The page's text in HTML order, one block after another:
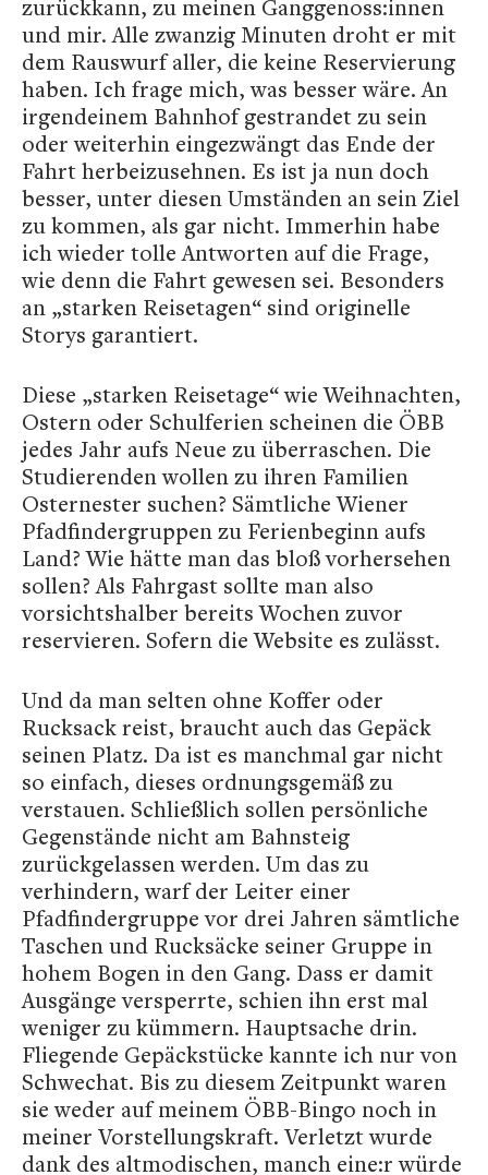
zurückkann, zu meinen Ganggenoss:innen
und mir. Alle zwanzig Minuten droht er mit
dem Rauswurf aller, die keine Reservierung
haben. Ich frage mich, was besser wäre. An
irgendeinem Bahnhof gestrandet zu sein
oder weiterhin eingezwängt das Ende der
Fahrt herbeizusehnen. Es ist ja nun doch
besser, unter diesen Umständen an sein Ziel
zu kommen, als gar nicht. Immerhin habe
ich wieder tolle Antworten auf die Frage,
wie denn die Fahrt gewesen sei. Besonders
an „starken Reisetagen“ sind originelle
Storys garantiert.
Diese „starken Reisetage“ wie Weihnachten,
Ostern oder Schulferien scheinen die ÖBB
jedes Jahr aufs Neue zu überraschen. Die
Studierenden wollen zu ihren Familien
Osternester suchen? Sämtliche Wiener
Pfadfindergruppen zu Ferienbeginn aufs
Land? Wie hätte man das bloß vorhersehen
sollen? Als Fahrgast sollte man also
vorsichtshalber bereits Wochen zuvor
reservieren. Sofern die Website es zulässt.
Und da man selten ohne Koffer oder
Rucksack reist, braucht auch das Gepäck
seinen Platz. Da ist es manchmal gar nicht
so einfach, dieses ordnungsgemäß zu
verstauen. Schließlich sollen persönliche
Gegenstände nicht am Bahnsteig
zurückgelassen werden. Um das zu
verhindern, warf der Leiter einer
Pfadfindergruppe vor drei Jahren sämtliche
Taschen und Rucksäcke seiner Gruppe in
hohem Bogen in den Gang. Dass er damit
Ausgänge versperrte, schien ihn erst mal
weniger zu kümmern. Hauptsache drin.
Fliegende Gepäckstücke kannte ich nur von
Schwechat. Bis zu diesem Zeitpunkt waren
sie weder auf meinem ÖBB-Bingo noch in
meiner Vorstellungskraft. Verletzt wurde
dank des altmodischen, manch eine:r würde